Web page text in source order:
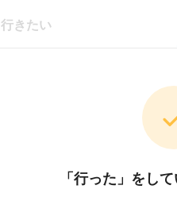
行きたい
「行った」をし